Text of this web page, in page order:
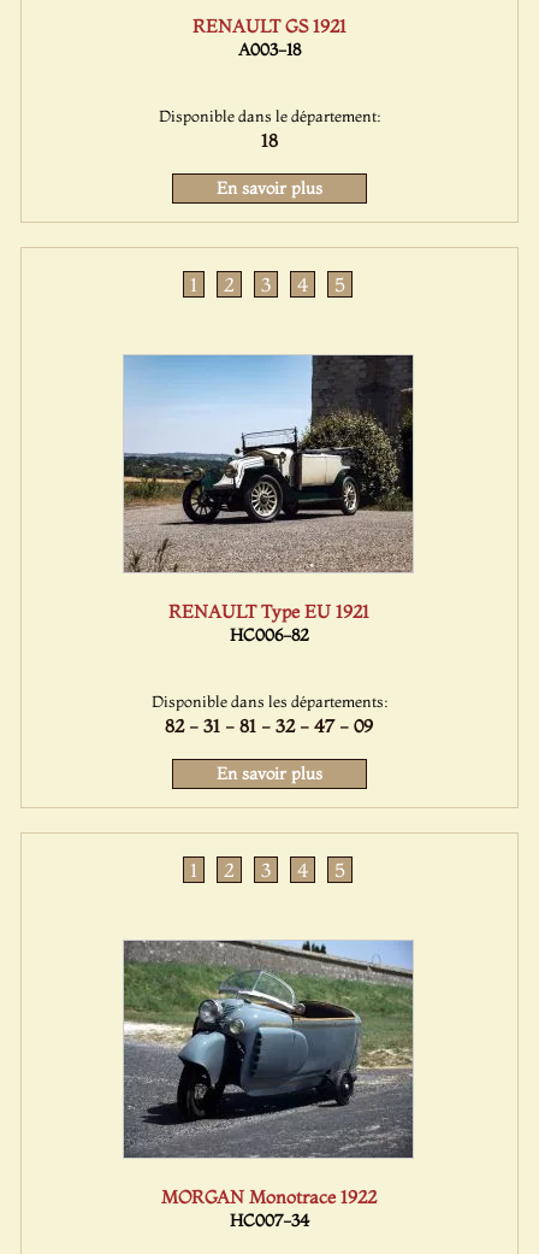
RENAULT GS 1921
A003-18
Disponible dans le département:
18
En savoir plus
1 2 3 4 5
RENAULT Type EU 1921
HC006-82
Disponible dans les départements:
82 - 31 - 81 - 32 - 47 - 09
En savoir plus
1 2 3 4 5
MORGAN Monotrace 1922
HC007-34